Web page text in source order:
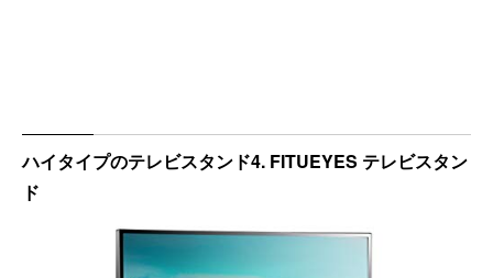
ハイタイプのテレビスタンド4. FITUEYES テレビスタン
ド